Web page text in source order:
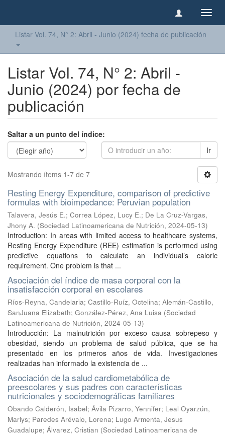
Listar Vol. 74, N° 2: Abril - Junio (2024) fecha de publicación
Listar Vol. 74, N° 2: Abril -
Junio (2024) por fecha de
publicación
Saltar a un punto del índice:
Ir
Mostrando ítems 1-7 de 7
Resting Energy Expenditure, comparison of predictive
formulas with bioimpedance: Peruvian population
Talavera, Jesús E.; Correa López, Lucy E.; De La Cruz-Vargas,
Jhony A. (Sociedad Latinoamericana de Nutrición, 2024-05-13)
Introduction: In areas with limited access to healthcare systems,
Resting Energy Expenditure (REE) estimation is performed using
predictive equations to calculate an individual’s caloric
requirement. One problem is that ...
Asociación del índice de masa corporal con la
insatisfacción corporal en escolares
Ríos-Reyna, Candelaria; Castillo-Ruíz, Octelina; Alemán-Castillo,
SanJuana Elizabeth; González-Pérez, Ana Luisa (Sociedad
Latinoamericana de Nutrición, 2024-05-13)
Introducción: La malnutrición por exceso causa sobrepeso y
obesidad, siendo un problema de salud pública, que se ha
presentado en los primeros años de vida. Investigaciones
realizadas han informado la existencia de ...
Asociación de la salud cardiometabólica de
preescolares y sus padres con características
nutricionales y sociodemográficas familiares
Obando Calderón, Isabel; Ávila Pizarro, Yennifer; Leal Oyarzún,
Marlys; Paredes Arévalo, Lorena; Lugo Armenta, Jesus
Guadalupe; Álvarez, Cristian (Sociedad Latinoamericana de